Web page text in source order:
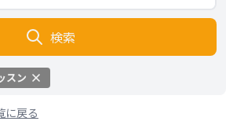
検索
スン
に戻る